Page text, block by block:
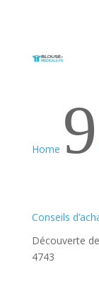
Home 9
Conseils
Découverte
4743